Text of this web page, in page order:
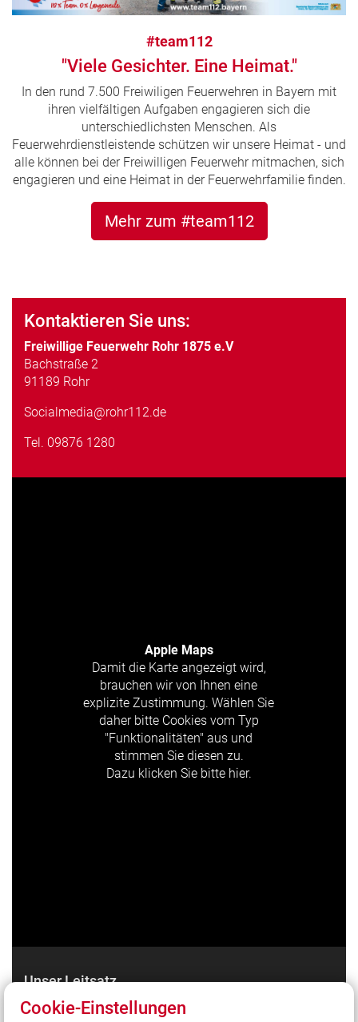
#team112
"Viele Gesichter. Eine Heimat."
In den rund 7.500 Freiwiligen Feuerwehren in Bayern mit
ihren vielfältigen Aufgaben engagieren sich die
unterschiedlichsten Menschen. Als
Feuerwehrdienstleistende schützen wir unsere Heimat - und
alle können bei der Freiwilligen Feuerwehr mitmachen, sich
engagieren und eine Heimat in der Feuerwehrfamilie finden.
Mehr zum #team112
Kontaktieren Sie uns:
Freiwillige Feuerwehr Rohr 1875 e.V
Bachstraße 2
91189 Rohr
Socialmedia@rohr112.de
Tel. 09876 1280
Apple Maps
Damit die Karte angezeigt wird,
brauchen wir von Ihnen eine
explizite Zustimmung. Wählen Sie
daher bitte Cookies vom Typ
"Funktionalitäten" aus und
stimmen Sie diesen zu.
Dazu klicken Sie bitte hier.
Unser Leitsatz
Cookie-Einstellungen